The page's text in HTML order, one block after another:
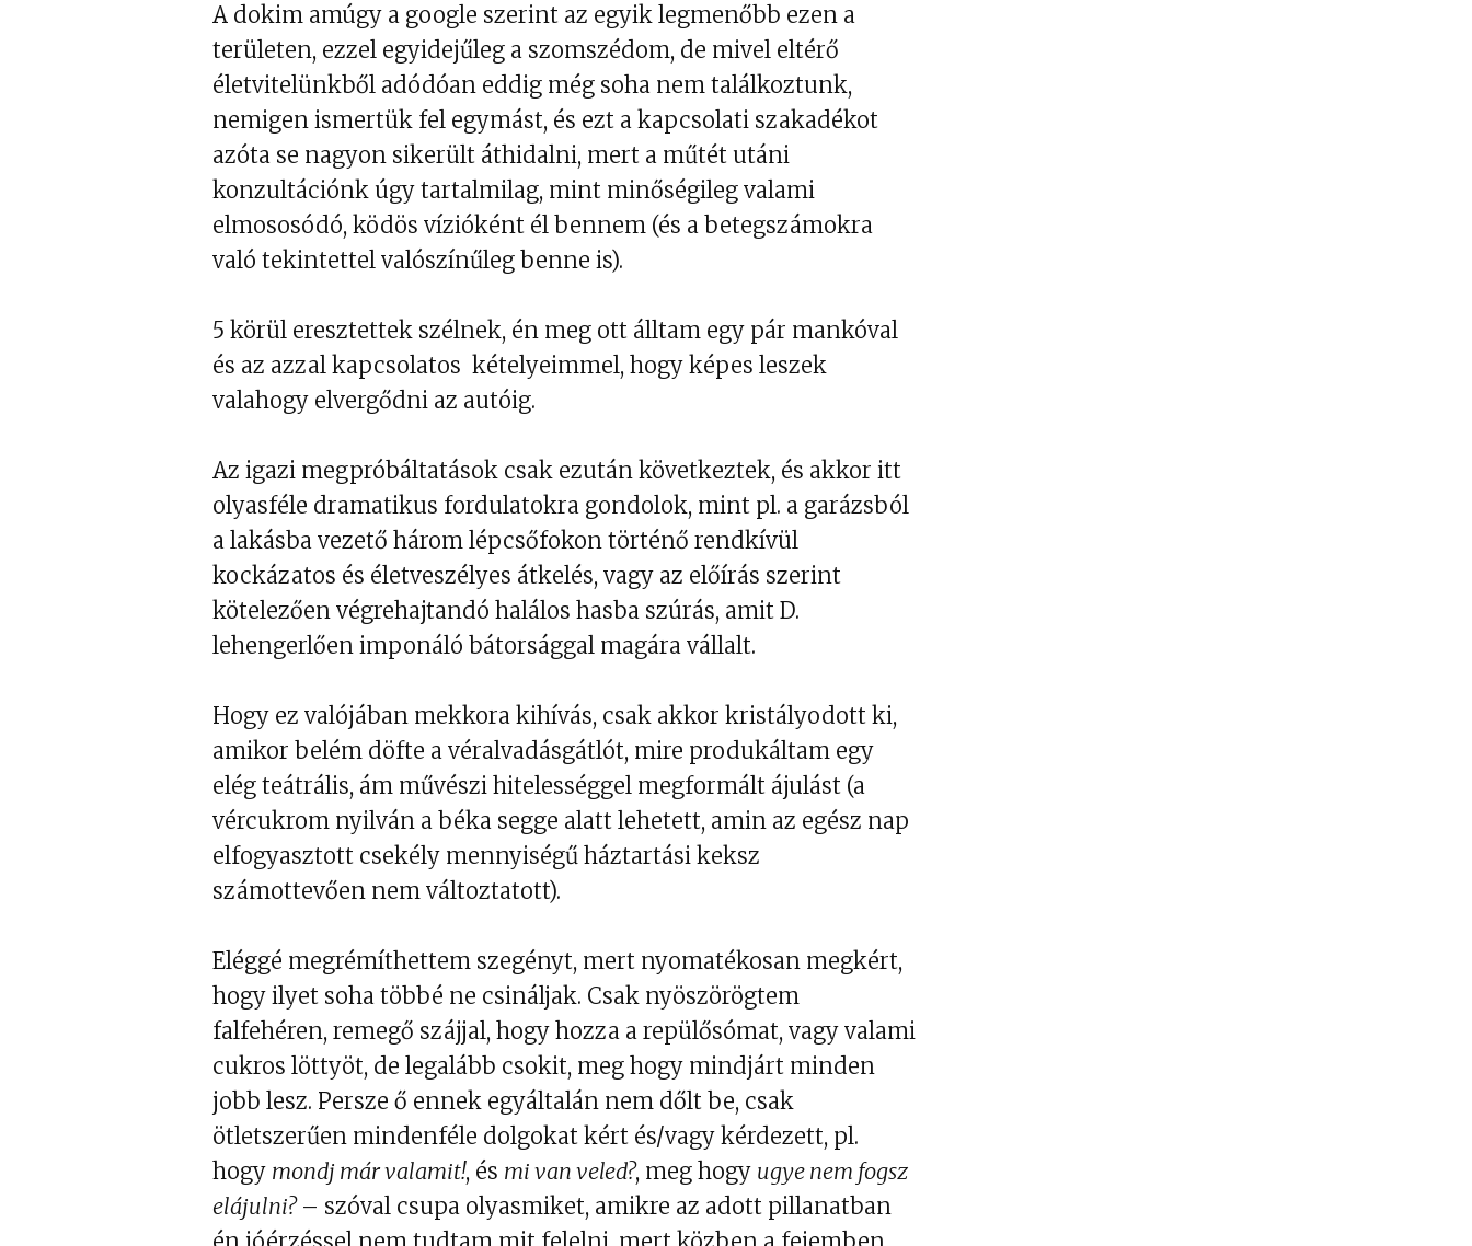
A dokim amúgy a google szerint az egyik legmenőbb ezen a
területen, ezzel egyidejűleg a szomszédom, de mivel eltérő
életvitelünkből adódóan eddig még soha nem találkoztunk,
nemigen ismertük fel egymást, és ezt a kapcsolati szakadékot
azóta se nagyon sikerült áthidalni, mert a műtét utáni
konzultációnk úgy tartalmilag, mint minőségileg valami
elmososódó, ködös vízióként él bennem (és a betegszámokra
való tekintettel valószínűleg benne is).
5 körül eresztettek szélnek, én meg ott álltam egy pár mankóval
és az azzal kapcsolatos kételyeimmel, hogy képes leszek
valahogy elvergődni az autóig.
Az igazi megpróbáltatások csak ezután következtek, és akkor itt
olyasféle dramatikus fordulatokra gondolok, mint pl. a garázsból
a lakásba vezető három lépcsőfokon történő rendkívül
kockázatos és életveszélyes átkelés, vagy az előírás szerint
kötelezően végrehajtandó halálos hasba szúrás, amit D.
lehengerlően imponáló bátorsággal magára vállalt.
Hogy ez valójában mekkora kihívás, csak akkor kristályodott ki,
amikor belém döfte a véralvadásgátlót, mire produkáltam egy
elég teátrális, ám művészi hitelességgel megformált ájulást (a
vércukrom nyilván a béka segge alatt lehetett, amin az egész nap
elfogyasztott csekély mennyiségű háztartási keksz
számottevően nem változtatott).
Eléggé megrémíthettem szegényt, mert nyomatékosan megkért,
hogy ilyet soha többé ne csináljak. Csak nyöszörögtem
falfehéren, remegő szájjal, hogy hozza a repülősómat, vagy valami
cukros löttyöt, de legalább csokit, meg hogy mindjárt minden
jobb lesz. Persze ő ennek egyáltalán nem dőlt be, csak
ötletszerűen mindenféle dolgokat kért és/vagy kérdezett, pl.
hogy mondj már valamit!, és mi van veled?, meg hogy ugye nem fogsz
elájulni?– szóval csupa olyasmiket, amikre az adott pillanatban